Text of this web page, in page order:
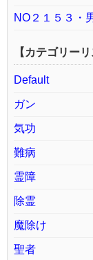
NO２１５３・
【カテゴリーリ
Default
ガン
気功
難病
霊障
除霊
魔除け
聖者